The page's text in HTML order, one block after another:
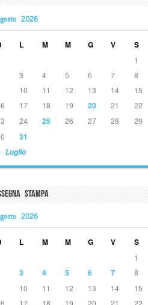
2026
L M M G V S
Luglio
1
3 4 5 6 7
8
10 11 12 13 14
15
17 18 19 20 21
22
24 25 26 27 28
29
31
Stampa
2026
L M M G V S
1
3 4 5 6 7
8
10 11 12 13 14
15
17 18 19 20 21 22